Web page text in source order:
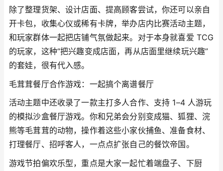
除了整理货架、设计店面、提高顾客尝试，你还可以亲自
开卡包，收集心仪或稀有卡牌，举办店内比赛活动主题，
和玩家群体一起把店铺气氛做起来。对于本身就喜爱 TCG
的玩家，这种“把兴趣变成店面，再从店面里继续玩兴趣”
的套娃，很有代入感。
毛茸茸餐厅合作游戏：一起搞个离谱餐厅
活动主题中还收录了一款主打多人合作、支持 1–4 人游玩
的模拟沙盒餐厅游戏。你和兄弟会分别变成猫、狐狸、浣
熊等毛茸茸的动物，操作着这些小家伙捕鱼、准备食材、
打理餐厅、招呼客人，一点点扩张自己的餐饮帝国。
游戏节拍偏欢乐型，重点是大家一起忙着端盘子、下厨